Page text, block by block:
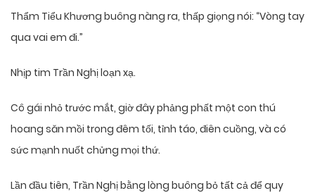
Thẩm Tiểu Khương buông nàng ra, thấp giọng nói: “Vòng tay
qua vai em đi.”
Nhịp tim Trần Nghị loạn xạ.
Cô gái nhỏ trước mắt, giờ đây phảng phất một con thú
hoang săn mồi trong đêm tối, tỉnh táo, điên cuồng, và có
sức mạnh nuốt chửng mọi thứ.
Lần đầu tiên, Trần Nghị bằng lòng buông bỏ tất cả để quy